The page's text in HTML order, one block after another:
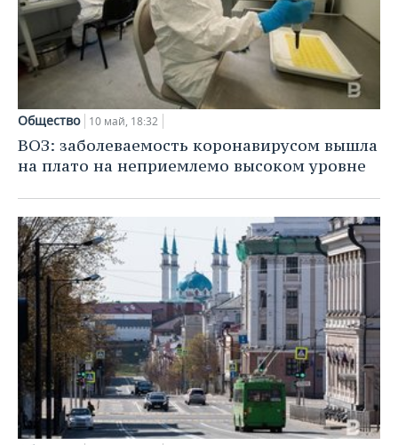
Общество 10 май, 18:32
ВОЗ: заболеваемость коронавирусом вышла
на плато на неприемлемо высоком уровне